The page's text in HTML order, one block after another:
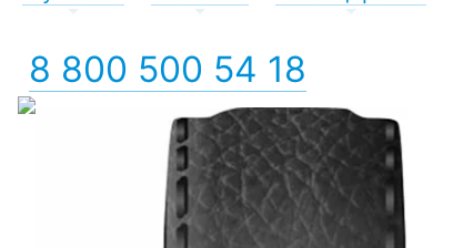
8 800 500 54 18